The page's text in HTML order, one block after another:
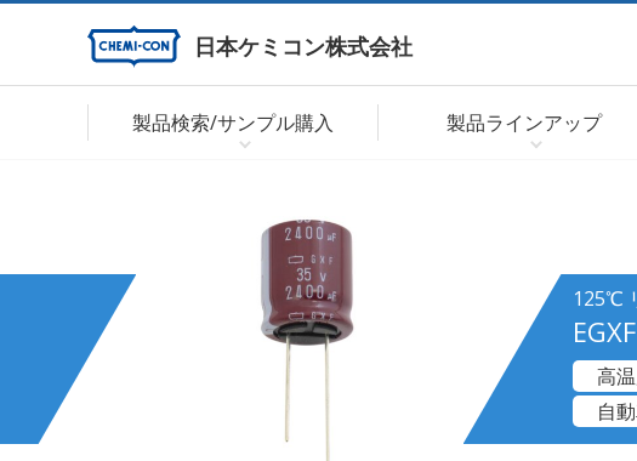
日本ケミコン株式会社
製品検索/サンプル購入 製品ラインアップ
125℃
高
自